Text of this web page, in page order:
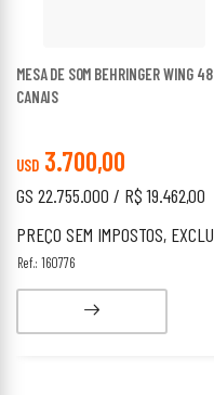
MESA DE SOM BEHRINGER WING 48
CANAIS
USD 3.700,00
GS 22.755.000 / R$ 19.462,00
PREÇO SEM IMPOSTOS, EXCLUSIVO PARA ESTRANGEIROS.
Ref.: 160776